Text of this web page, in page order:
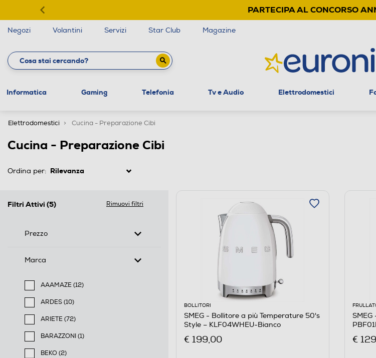
PARTECIPA AL CONCORSO
Negozi Volantini Servizi Star Club Magazine
Informatica Gaming Telefonia Tv e Audio Elettrodomestici
Elettrodomestici Cucina - Preparazione Cibi
Cucina - Preparazione Cibi
Ordina per:
Filtri Attivi (5) Rimuovi filtri
Prezzo
Marca
AAAMAZE (12)
Filtra per Marca: AAAMAZE
ARDES (10)
Filtra per Marca: ARDES
ARIETE (72)
Filtra per Marca: ARIETE
BARAZZONI (1)
Filtra per Marca: BARAZZONI
BEKO (2)
BOLLITORI
SMEG - Bollitore a più Temperature 50's
Style – KLF04WHEU-Bianco
€ 199,00 €